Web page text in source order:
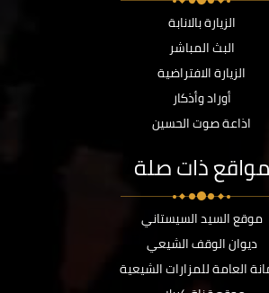
الزيارة بالانابة
البث المباشر
الزيارة الافتراضية
أوراد وأذكار
اذاعة صوت الحسين
مواقع ذات صلة
موقع السيد السيستاني
ديوان الوقف الشيعي
العامة للمزارات الشيعية